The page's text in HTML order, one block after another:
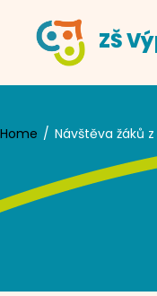
content
ZŠ
Home Návštěva žáků